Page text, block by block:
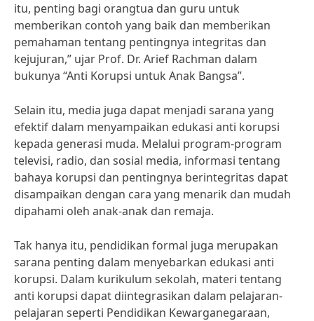
itu, penting bagi orangtua dan guru untuk
memberikan contoh yang baik dan memberikan
pemahaman tentang pentingnya integritas dan
kejujuran,” ujar Prof. Dr. Arief Rachman dalam
bukunya “Anti Korupsi untuk Anak Bangsa”.
Selain itu, media juga dapat menjadi sarana yang
efektif dalam menyampaikan edukasi anti korupsi
kepada generasi muda. Melalui program-program
televisi, radio, dan sosial media, informasi tentang
bahaya korupsi dan pentingnya berintegritas dapat
disampaikan dengan cara yang menarik dan mudah
dipahami oleh anak-anak dan remaja.
Tak hanya itu, pendidikan formal juga merupakan
sarana penting dalam menyebarkan edukasi anti
korupsi. Dalam kurikulum sekolah, materi tentang
anti korupsi dapat diintegrasikan dalam pelajaran-
pelajaran seperti Pendidikan Kewarganegaraan,